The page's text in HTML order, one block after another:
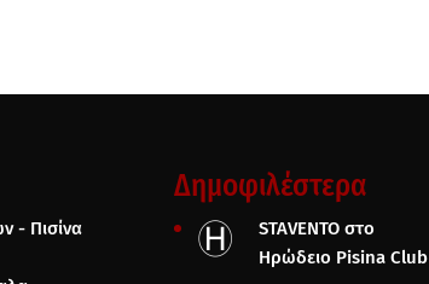
- Πισίνα
Δημοφιλέστερα
STAVENTO στο
Ηρώδειο Pisina Club